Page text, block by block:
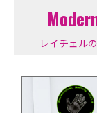
レイチェル